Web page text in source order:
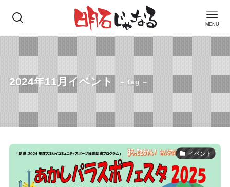
MENU
2024年11月イベント – tag –
イベント